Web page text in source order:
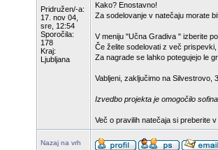
Pridružen/-a:
17. nov 04,
sre, 12:54
Sporočila:
178
Kraj:
Ljubljana
Kako? Enostavno!
Za sodelovanje v natečaju morate
V meniju "Učna Gradiva " izberite
Če želite sodelovati z več
Za nagrade se lahko potegujejo le
Vabljeni, zaključimo na Silvestrovo,
Izvedbo projekta je omogočilo
Več o pravilih natečaja si preberite v
Nazaj na vrh